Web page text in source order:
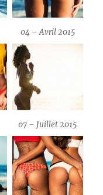
04 – Avril 2015
07 – Juillet 2015